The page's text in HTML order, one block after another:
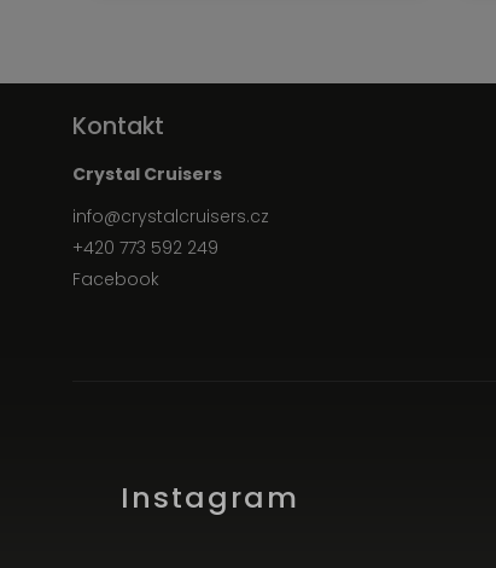
Kontakt
Crystal Cruisers
info@crystalcruisers.cz
+420 773 592 249
Facebook
Instagram